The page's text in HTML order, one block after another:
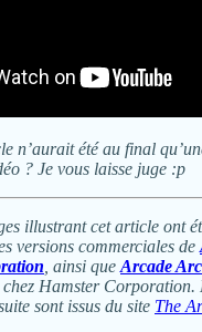
n’aurait été au final
? Je vous laisse juge :p
illustrant cet article ont
versions commerciales de
, ainsi que Arcade
Hamster Corporation.
sont issus du site The